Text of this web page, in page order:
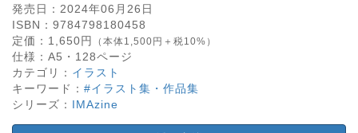
発売日： 2024年06月26日
ISBN： 9784798180458
定価： 1,650円 （本体1,500円＋税10%）
仕様： A5・ 128ページ
カテゴリ： イラスト
キーワード： #イラスト集・作品集
シリーズ： IMAzine